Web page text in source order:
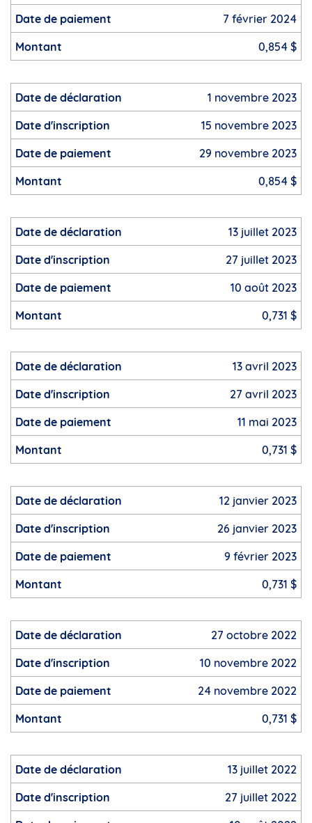
7 février 2024
0,854 $
1 novembre 2023
15 novembre 2023
29 novembre 2023
0,854 $
13 juillet 2023
27 juillet 2023
10 août 2023
0,731 $
13 avril 2023
27 avril 2023
11 mai 2023
0,731 $
12 janvier 2023
26 janvier 2023
9 février 2023
0,731 $
27 octobre 2022
10 novembre 2022
24 novembre 2022
0,731 $
13 juillet 2022
27 juillet 2022